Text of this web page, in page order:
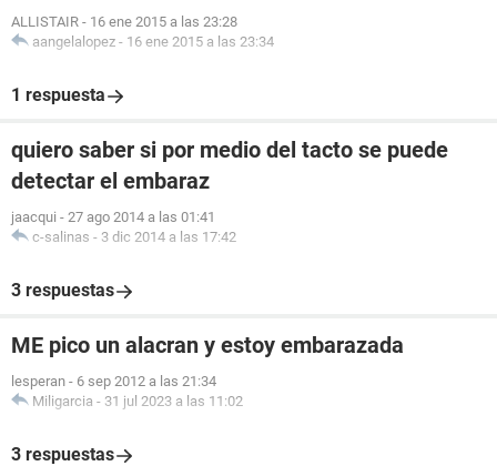
ALLISTAIR - 16 ene 2015 a las 23:28
aangelalopez - 16 ene 2015 a las 23:34
1 respuesta
quiero saber si por medio del tacto se puede
detectar el embaraz
jaacqui - 27 ago 2014 a las 01:41
c-salinas - 3 dic 2014 a las 17:42
3 respuestas
ME pico un alacran y estoy embarazada
lesperan - 6 sep 2012 a las 21:34
Miligarcia - 31 jul 2023 a las 11:02
3 respuestas